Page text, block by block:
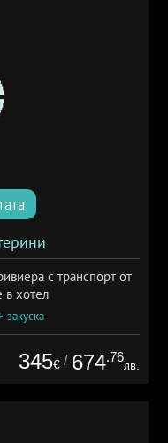
с транспорт от
в хотел
345€ / 674.76
лв.